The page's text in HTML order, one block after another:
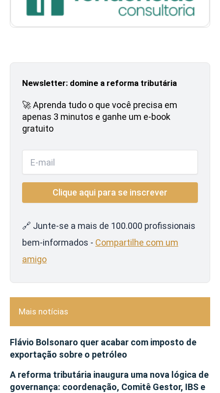
Newsletter: domine a reforma tributária
🚀 Aprenda tudo o que você precisa em
apenas 3 minutos e ganhe um e-book
gratuito
🔗 Junte-se a mais de 100.000 profissionais
bem-informados - Compartilhe com um
amigo
Mais notícias
Flávio Bolsonaro quer acabar com imposto de
exportação sobre o petróleo
A reforma tributária inaugura uma nova lógica de
governança: coordenação, Comitê Gestor, IBS e